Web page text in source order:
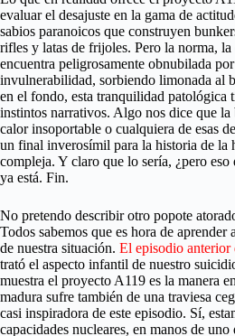
evaluar el desajuste en la gama de
sabios paranoicos que construyen
rifles y latas de frijoles. Pero la norma,
encuentra peligrosamente obnubilada
invulnerabilidad, sorbiendo limonada al
en el fondo, esta tranquilidad patológica
instintos narrativos. Algo nos dice que la
calor insoportable o cualquiera de esas
un final inverosímil para la historia de la
compleja. Y claro que lo sería, ¿pero
ya está. Fin.
No pretendo describir otro popote
Todos sabemos que es hora de
de nuestra situación. El episodio anterior
trató el aspecto infantil de nuestro
muestra el proyecto A119 es la manera
madura sufre también de una traviesa
casi inspiradora de este episodio. Sí,
capacidades nucleares, en manos de